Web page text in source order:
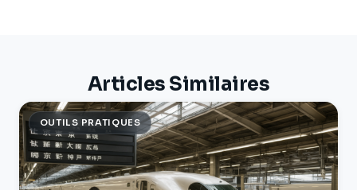
Articles Similaires
OUTILS PRATIQUES